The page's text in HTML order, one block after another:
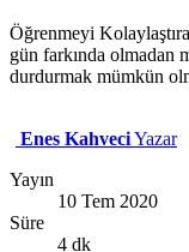
Öğrenmeyi
gün farkında olmadan
durdurmak mümkün
Enes KahveciYazar
Yayın
10 Tem 2020
Süre
4 dk